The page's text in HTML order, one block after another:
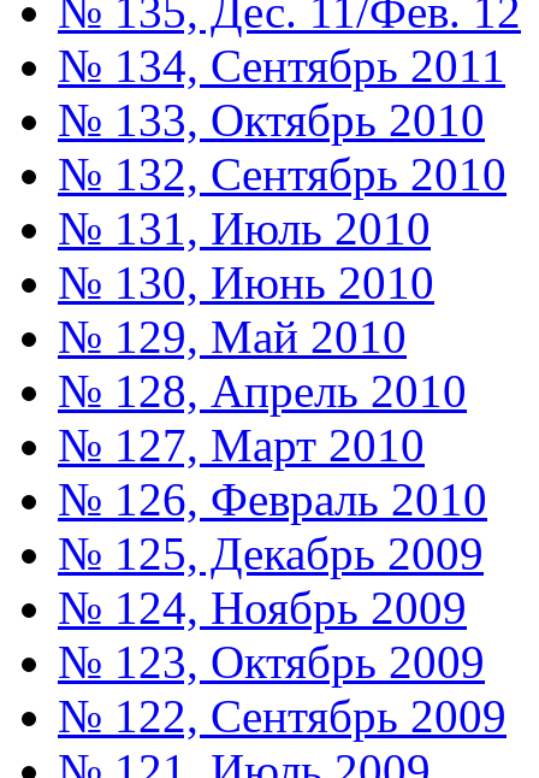
№ 135, Дес. 11/Фев. 12
№ 134, Сентябрь 2011
№ 133, Октябрь 2010
№ 132, Сентябрь 2010
№ 131, Июль 2010
№ 130, Июнь 2010
№ 129, Май 2010
№ 128, Апрель 2010
№ 127, Март 2010
№ 126, Февраль 2010
№ 125, Декабрь 2009
№ 124, Ноябрь 2009
№ 123, Октябрь 2009
№ 122, Сентябрь 2009